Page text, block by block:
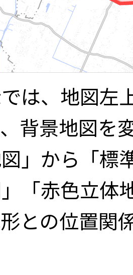
は、地図左
背景地図を
図」から「
「赤色立体
との位置関